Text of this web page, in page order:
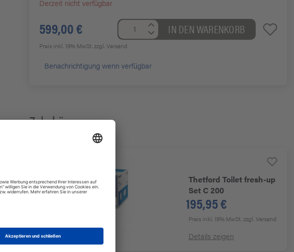
Derzeit nicht verfügbar
599,00 € IN DEN WARENKORB
Preis inkl. 19% MwSt.zzgl. Versand
Benachrichtigung wenn verfügbar
Zubehör
Varianten
Thetford Toilet fresh-up
Set C 200
195,95 €
Preis inkl. 19% MwSt.zzgl. Versand
Details zeigen